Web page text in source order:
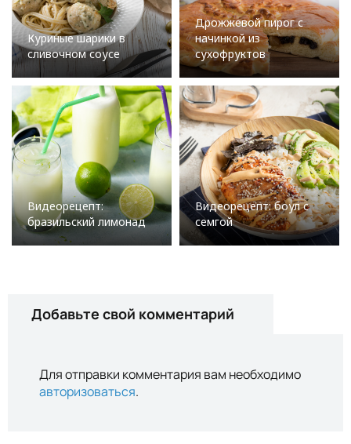
Куриные шарики в
сливочном соусе
Дрожжевой пирог с
начинкой из
сухофруктов
Видеорецепт:
бразильский лимонад
Видеорецепт: боул с
семгой
Добавьте свой комментарий
Для отправки комментария вам необходимо
авторизоваться.